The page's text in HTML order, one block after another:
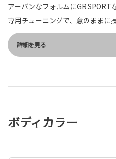
アーバンなフォルムにGR SPORT
専用チューニングで、意のままに
詳細を見る
ボディカラー